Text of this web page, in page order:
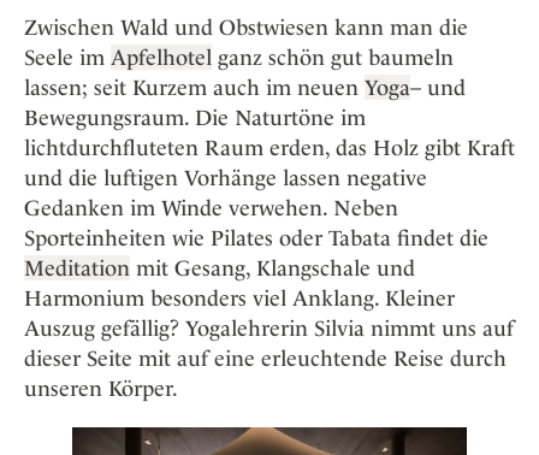
Mindful Traveller
New Member
Wellness
Indien
Indonesien
Italien
Japan
Kroatien
Mexico
Niederlande
Österreich
Portugal
Schweden
Spanien
Schweiz
Culture
Design & Architektur
Eat & Drink
Mindful Traveller
Osterkalender
Persönlichkeiten
Lifestylehotels BOOK
The Stylemate Magazin/e
Gutschein/Voucher
Alle Smart Deals
Smart Traveller
Newsletter Anmeldung
Newsletter
Become a member
+
Member Benefits
Register your Hotel
About us +
Mission Statement
Our Story
Career
Kontakt
Impressum
Adventkalender
Zwischen Wald und Obstwiesen kann man die
Seele im Apfelhotel ganz schön gut baumeln
lassen; seit Kurzem auch im neuen Yoga– und
Bewegungsraum. Die Naturtöne im
lichtdurchfluteten Raum erden, das Holz gibt Kraft
und die luftigen Vorhänge lassen negative
Gedanken im Winde verwehen. Neben
Sporteinheiten wie Pilates oder Tabata findet die
Meditation mit Gesang, Klangschale und
Harmonium besonders viel Anklang. Kleiner
Auszug gefällig? Yogalehrerin Silvia nimmt uns auf
dieser Seite mit auf eine erleuchtende Reise durch
unseren Körper.